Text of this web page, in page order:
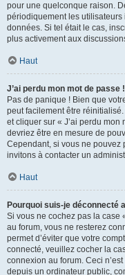
pour une quelconque raison.
périodiquement les
données. Si tel était le cas,
plus activement aux
Haut
J’ai perdu mon mot de passe !
Pas de panique ! Bien que
peut facilement être
et cliquer sur « J’ai perdu
devriez être en mesure de
Cependant, si vous ne pouvez
invitons à contacter un
Haut
Pourquoi suis-je déconnecté
Si vous ne cochez pas la case
au forum, vous ne resterez
permet d’éviter que votre
connecté, veuillez cocher la
connexion au forum. Ceci
depuis un ordinateur public,